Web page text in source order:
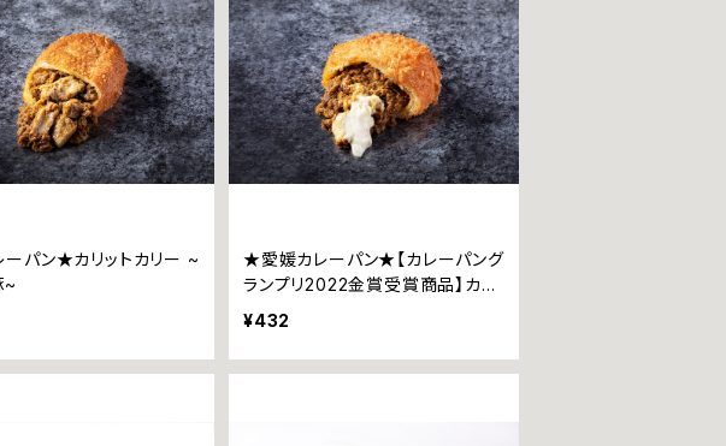
ーパン★カリットカリー ~
~
★愛媛カレーパン★【カレーパング
ランプリ2022金賞受賞商品】カリ
ットカリー ~瀬戸内レモン香るチ
¥432